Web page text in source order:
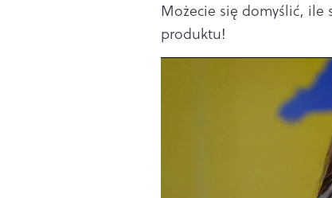
Możecie się domyślić, ile
produktu!